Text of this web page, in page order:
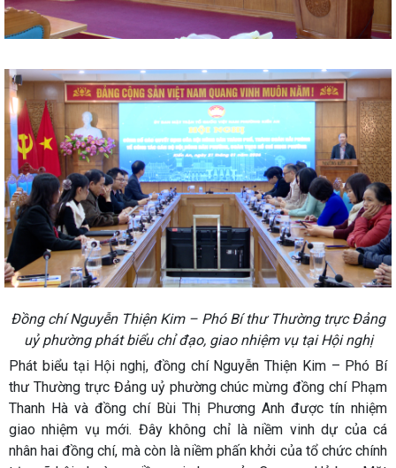
Đồng chí Nguyễn Thiện Kim – Phó Bí thư Thường trực Đảng
uỷ phường phát biểu chỉ đạo, giao nhiệm vụ tại Hội nghị
Phát biểu tại Hội nghị, đồng chí Nguyễn Thiện Kim – Phó Bí
thư Thường trực Đảng uỷ phường chúc mừng đồng chí Phạm
Thanh Hà và đồng chí Bùi Thị Phương Anh được tín nhiệm
giao nhiệm vụ mới. Đây không chỉ là niềm vinh dự của cá
nhân hai đồng chí, mà còn là niềm phấn khởi của tổ chức chính